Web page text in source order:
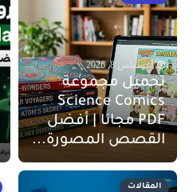
أغسطس 8, 2026
تحميل مجموعة
Science Comics
PDF مجانا | أفضل
القصص المصورة...
المقالات